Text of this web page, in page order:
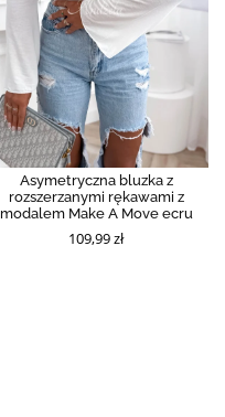
Asymetryczna bluzka z
rozszerzanymi rękawami z
modalem Make A Move ecru
109,99 zł